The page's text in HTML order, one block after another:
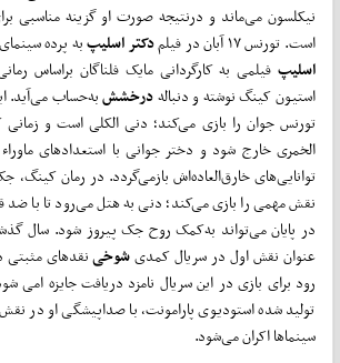
نیکلسون می­‌ماند و درنتیجه صورت او گزینه
است. تورنس ۱۷ آبان در فیلم
دکتر اسلیپبه پرده سینمای
اسلیپفیلمی به کارگردانی مایک فلناگان براساس
استیون کینگ نوشته و دنبالهدرخششبه‌­حساب می‌­آید.
تورنس جوان را بازی می­‌کند؛ دنی الکلی است و
الخمری خارج شود و دختر جوانی با استعدادهای
توانایی­‌های خارق‌­العاده‌­اش بازمی‌گردد. در رمان کینگ،
نقش مهمی را بازی می‌کند؛ دنی به هتل می­‌رود تا با ضد
در پایان می­‌تواند به‌­کمک روح جک پیروز شود. سال
عنوان نقش اول در سریال کمدیشوخینقدهای مثبتی
رود برای بازی در این سریال نامزد دریافت جایزه امی شود. ۲۵ بهمن
تولید شده استودیوی پارامونت، با صداپیشگی او در نقش
سینماها اکران می­‌شود.